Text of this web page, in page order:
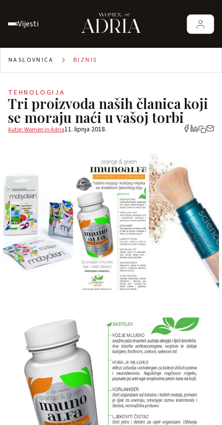
Vijesti
NASLOVNICA BIZNIS
TEHNOLOGIJA
Tri proizvoda naših članica koji
se moraju naći u vašoj torbi
Autor: Women in Adria11. lipnja 2018.